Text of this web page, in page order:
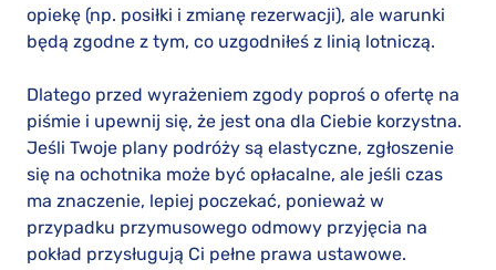
opiekę (np. posiłki i zmianę rezerwacji), ale warunki
będą zgodne z tym, co uzgodniłeś z linią lotniczą.
Dlatego przed wyrażeniem zgody poproś o ofertę na
piśmie i upewnij się, że jest ona dla Ciebie korzystna.
Jeśli Twoje plany podróży są elastyczne, zgłoszenie
się na ochotnika może być opłacalne, ale jeśli czas
ma znaczenie, lepiej poczekać, ponieważ w
przypadku przymusowego odmowy przyjęcia na
pokład przysługują Ci pełne prawa ustawowe.